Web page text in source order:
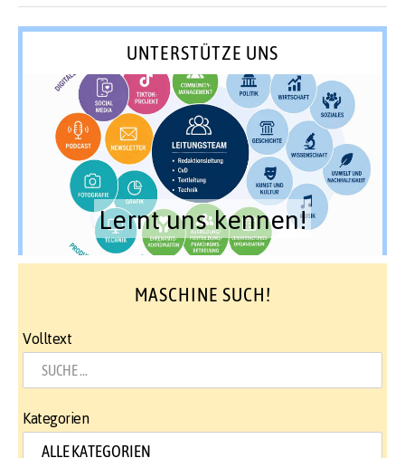
UNTERSTÜTZE UNS
Lernt uns kennen!
MASCHINE SUCH!
Volltext
Kategorien